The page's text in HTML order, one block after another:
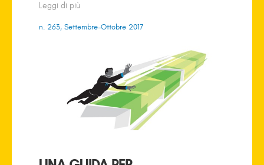
Leggi di più
n. 263, Settembre-Ottobre 2017